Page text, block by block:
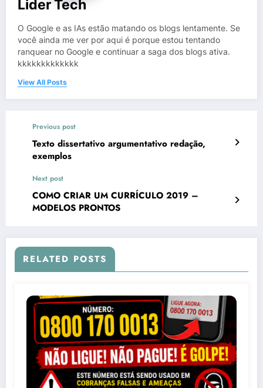
Lider Tech
O Google e as IAs estão matando os blogs lentamente. Se
você ainda me ver por aqui é porque estou tentando
ranquear no Google e continuar a saga dos blogs ativa.
kkkkkkkkkkkkk
View All Posts
Previous post
Texto dissertativo argumentativo redação,
exemplos
Next post
COMO CRIAR UM CURRÍCULO 2019 –
MODELOS PRONTOS
RELATED POSTS